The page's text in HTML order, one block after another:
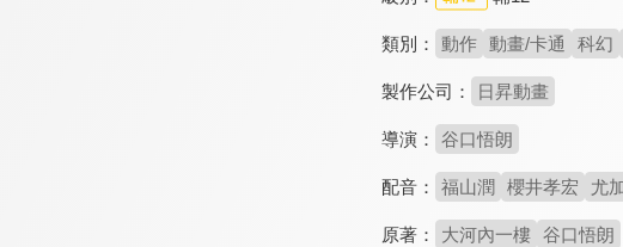
類別： 動作 動畫/卡通 科幻
製作公司： 日昇動畫
導演： 谷口悟朗
配音： 福山潤 櫻井孝宏 尤
原著： 大河內一樓 谷口悟朗